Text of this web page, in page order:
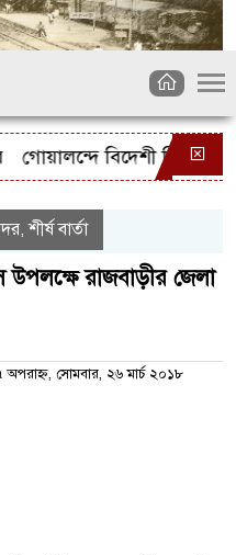
বিদেশী রিভলবারসহ
,শীর্ষ বার্তা
উপলক্ষে রাজবাড়ীর জেলা
সোমবার, ২৬ মার্চ ২০১৮